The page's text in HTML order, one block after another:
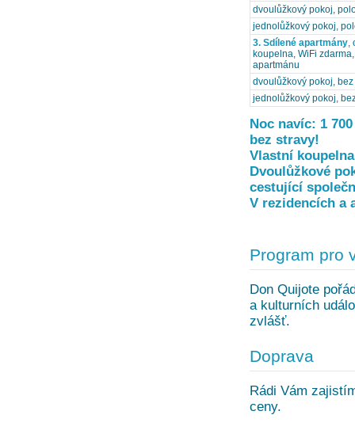
dvoulůžkový pokoj,
jednolůžkový pokoj,
3. Sdílené apartmány,
koupelna, WiFi
apartmánu
dvoulůžkový pokoj, bez
jednolůžkový pokoj,
Noc navíc: 1
bez stravy!
Vlastní
Dvoulůžkové
cestující
V rezidencích a
Program pro
Don Quijote
a kulturních
zvlášť.
Doprava
Rádi Vám
ceny.